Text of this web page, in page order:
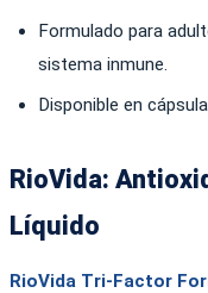
Formulado para
sistema inmune.
Disponible en
RioVida:
Líquido
RioVida Tri-Factor